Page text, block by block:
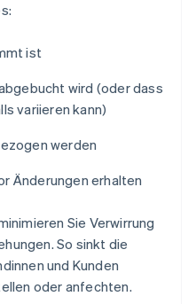
ist
wird (oder dass
variieren kann)
werden
Änderungen erhalten
Sie Verwirrung
So sinkt die
und Kunden
oder anfechten.